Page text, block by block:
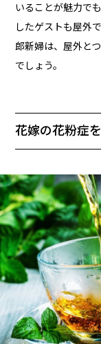
いることが魅力で
したゲストも屋外
郎新婦は、屋外と
でしょう。
花嫁の花粉症